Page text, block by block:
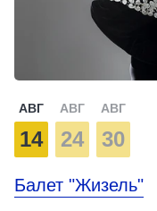
АВГ
14
АВГ
24
АВГ
30
Балет "Жизель"